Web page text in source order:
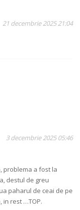
21 decembrie 2025 21:04
3 decembrie 2025 05:46
problema a fost la
destul de greu
paharul de ceai de pe
in rest …TOP.